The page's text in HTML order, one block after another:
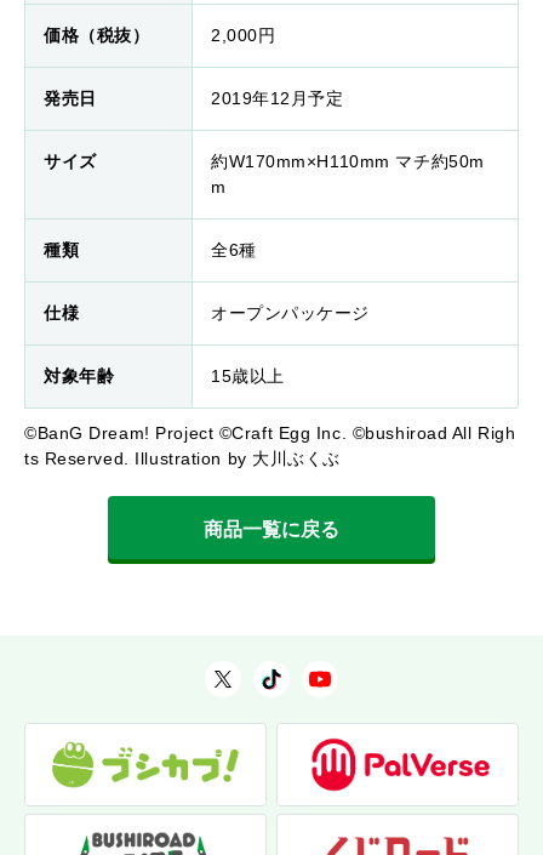
価格（税抜） 2,000円
発売日 2019年12月予定
サイズ
約W170mm×H110mm マチ約50m
m
種類 全6種
仕様 オープンパッケージ
対象年齢 15歳以上
©BanG Dream! Project ©Craft Egg Inc. ©bushiroad All Righ
ts Reserved. Illustration by 大川ぶくぶ
商品一覧に戻る